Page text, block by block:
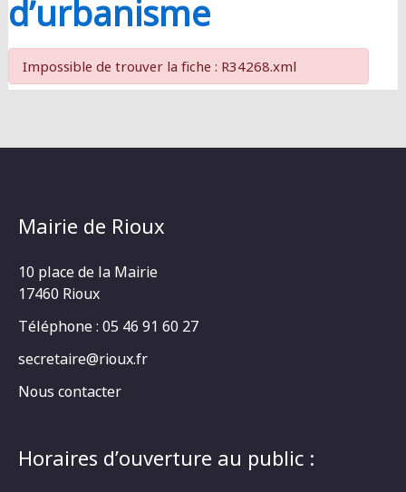
d’urbanisme
Impossible de trouver la fiche : R34268.xml
Mairie de Rioux
10 place de la Mairie
17460 Rioux
Téléphone : 05 46 91 60 27
secretaire@rioux.fr
Nous contacter
Horaires d’ouverture au public :